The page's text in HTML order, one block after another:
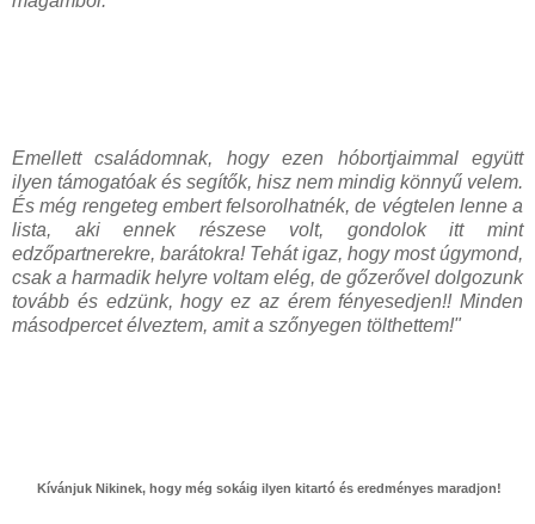
Emellett családomnak, hogy ezen hóbortjaimmal együtt
ilyen támogatóak és segítők, hisz nem mindig könnyű velem.
És még rengeteg embert felsorolhatnék, de végtelen lenne a
lista, aki ennek részese volt, gondolok itt mint
edzőpartnerekre, barátokra! Tehát igaz, hogy most úgymond,
csak a harmadik helyre voltam elég, de gőzerővel dolgozunk
tovább és edzünk, hogy ez az érem fényesedjen!! Minden
másodpercet élveztem, amit a szőnyegen tölthettem!"
Kívánjuk Nikinek, hogy még sokáig ilyen kitartó és eredményes maradjon!